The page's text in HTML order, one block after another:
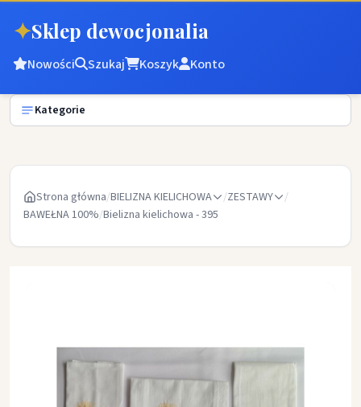
✦Sklep dewocjonalia
Nowości Szukaj Koszyk Konto
Kategorie
Strona główna/BIELIZNA KIELICHOWA /ZESTAWY
/
BAWEŁNA 100%/Bielizna kielichowa - 395